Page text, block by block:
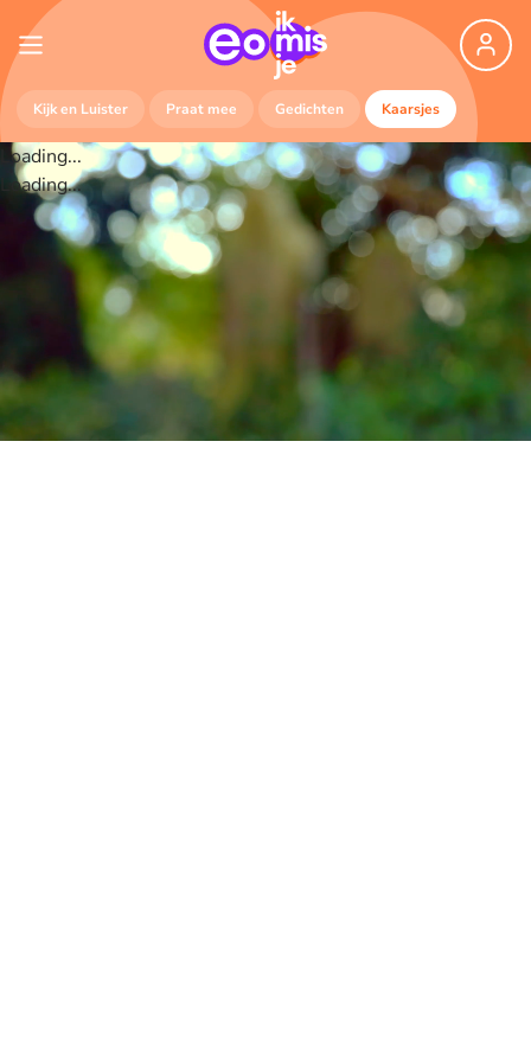
Kijk en Luister Praat mee Gedichten Kaarsjes
Loading...
Loading...